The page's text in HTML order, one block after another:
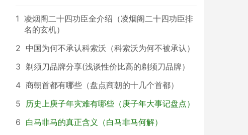
1 凌烟阁二十四功臣全介绍（凌烟阁二十四功臣排
名的玄机）
2 中国为何不承认科索沃（科索沃为何不被承认）
3 剃须刀品牌分享(浅谈性价比高的剃须刀品牌）
4 商朝首都有哪些（盘点商朝的十几个首都）
5 历史上庚子年灾难有哪些（庚子年大事记盘点）
6 白马非马的真正含义（白马非马何解）